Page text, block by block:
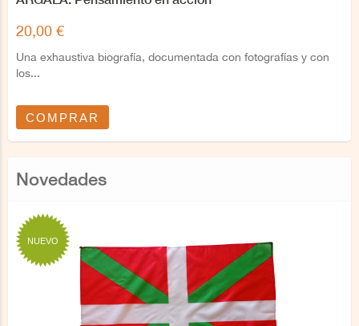
20,00 €
Una exhaustiva biografía, documentada con fotografías y con
los...
COMPRAR
Novedades
NUEVO